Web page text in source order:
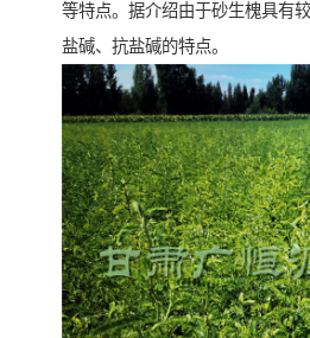
等特点。据介绍由于砂生槐具有
盐碱、抗盐碱的特点。